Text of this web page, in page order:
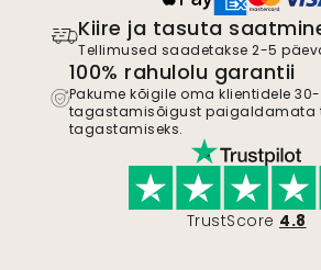
Kiire ja tasuta
Tellimused saadetakse 2-5
100% rahulolu garantii
Pakume kõigile oma klientidele
tagastamisõigust paigaldamata
tagastamiseks.
TrustScore 4.8